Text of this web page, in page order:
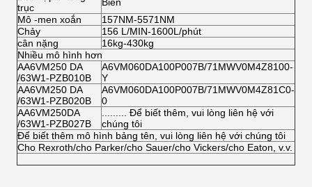
trục
Mô -men xoắn
157NM-5571NM
Chảy
156 L/MIN-1600L/phút
cân nặng
16kg-430kg
Nhiều mô hình hơn
AA6VM250 DA
/63W1-PZB010B
A6VM060DA100P007B/71MWV0M4Z8100-
Y
AA6VM250 DA
/63W1-PZB020B
A6VM060DA100P007B/71MWV0M4Z81C0-
0
AA6VM250DA
/63W1-PZB027B
......... Để biết thêm, vui lòng liên hệ với
chúng tôi
Để biết thêm mô hình bảng tên, vui lòng liên hệ với chúng tôi
Cho Rexroth/cho Parker/cho Sauer/cho Vickers/cho Eaton, v.v.